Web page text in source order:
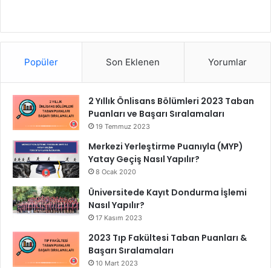
Popüler Son Eklenen Yorumlar
2 Yıllık Önlisans Bölümleri 2023 Taban
Puanları ve Başarı Sıralamaları
19 Temmuz 2023
Merkezi Yerleştirme Puanıyla (MYP)
Yatay Geçiş Nasıl Yapılır?
8 Ocak 2020
Üniversitede Kayıt Dondurma İşlemi
Nasıl Yapılır?
17 Kasım 2023
2023 Tıp Fakültesi Taban Puanları &
Başarı Sıralamaları
10 Mart 2023